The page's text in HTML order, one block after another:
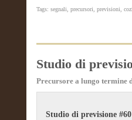
Tags: segnali, precursori, previsioni,
Studio di
Precursore a lungo termine
Studio di previsione #60